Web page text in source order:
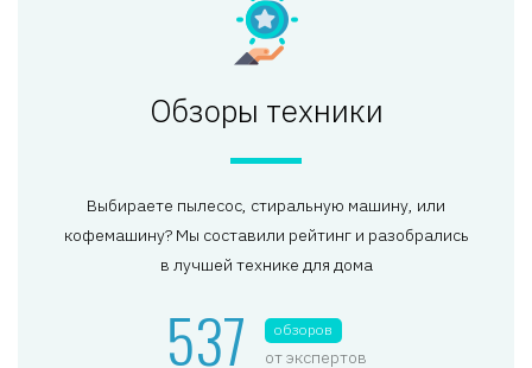
Обзоры техники
Выбираете пылесос, стиральную машину, или
кофемашину? Мы составили рейтинг и разобрались
в лучшей технике для дома
537 обзоров
от экспертов